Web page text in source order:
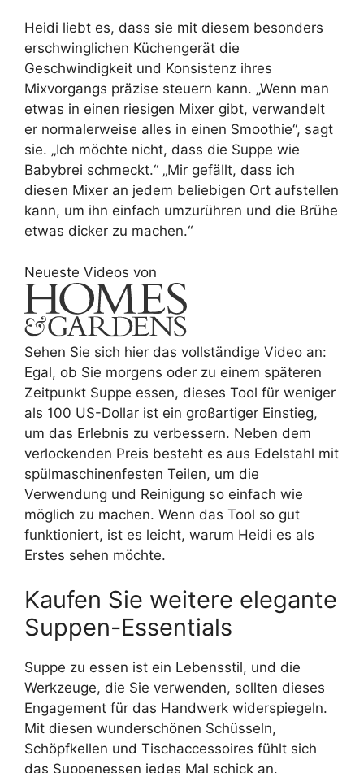
Heidi liebt es, dass sie mit diesem besonders
erschwinglichen Küchengerät die
Geschwindigkeit und Konsistenz ihres
Mixvorgangs präzise steuern kann. „Wenn man
etwas in einen riesigen Mixer gibt, verwandelt
er normalerweise alles in einen Smoothie“, sagt
sie. „Ich möchte nicht, dass die Suppe wie
Babybrei schmeckt.“ „Mir gefällt, dass ich
diesen Mixer an jedem beliebigen Ort aufstellen
kann, um ihn einfach umzurühren und die Brühe
etwas dicker zu machen.“
Neueste Videos von
Sehen Sie sich hier das vollständige Video an:
Egal, ob Sie morgens oder zu einem späteren
Zeitpunkt Suppe essen, dieses Tool für weniger
als 100 US-Dollar ist ein großartiger Einstieg,
um das Erlebnis zu verbessern. Neben dem
verlockenden Preis besteht es aus Edelstahl mit
spülmaschinenfesten Teilen, um die
Verwendung und Reinigung so einfach wie
möglich zu machen. Wenn das Tool so gut
funktioniert, ist es leicht, warum Heidi es als
Erstes sehen möchte.
Kaufen Sie weitere elegante
Suppen-Essentials
Suppe zu essen ist ein Lebensstil, und die
Werkzeuge, die Sie verwenden, sollten dieses
Engagement für das Handwerk widerspiegeln.
Mit diesen wunderschönen Schüsseln,
Schöpfkellen und Tischaccessoires fühlt sich
das Suppenessen jedes Mal schick an.